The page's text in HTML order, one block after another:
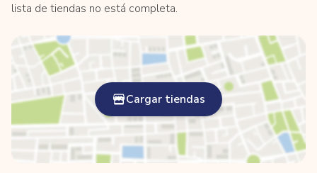
lista de tiendas no está completa.
Cargar tiendas